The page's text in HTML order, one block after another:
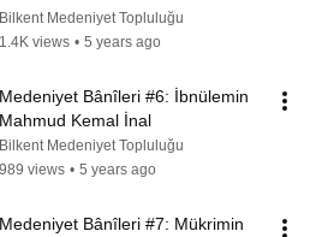
Bilkent Medeniyet Topluluğu
1.4K views • 5 years ago
Medeniyet Bânîleri #6: İbnülemin
Mahmud Kemal İnal
Bilkent Medeniyet Topluluğu
989 views • 5 years ago
Medeniyet Bânîleri #7: Mükrimin